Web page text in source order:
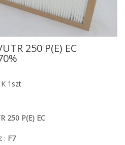
250 P(E) EC
1szt.
250 P(E) EC
: F7